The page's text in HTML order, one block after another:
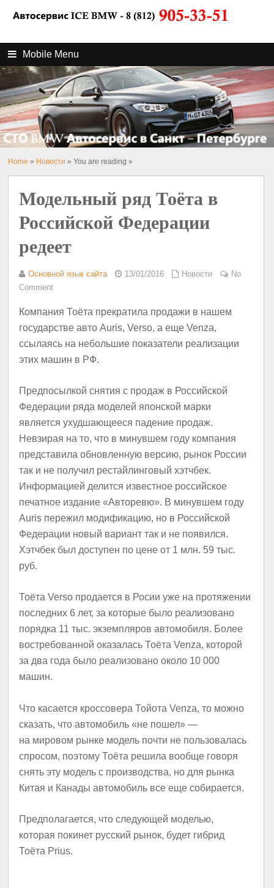
Mobile Menu
Home » Новости » You are reading »
Модельный ряд Тоёта в
Российской Федерации
редеет
Основной язык сайта 13/01/2016 Новости
No
Comment
Компания Тоёта прекратила продажи в нашем
государстве авто Auris, Verso, а еще Venza,
ссылаясь на небольшие показатели реализации
этих машин в РФ.
Предпосылкой снятия с продаж в Российской
Федерации ряда моделей японской марки
является ухудшающееся падение продаж.
Невзирая на то, что в минувшем году компания
представила обновленную версию, рынок России
так и не получил рестайлинговый хэтчбек.
Информацией делится известное российское
печатное издание «Авторевю». В минувшем году
Auris пережил модификацию, но в Российской
Федерации новый вариант так и не появился.
Хэтчбек был доступен по цене от 1 млн. 59 тыс.
руб.
Тоёта Verso продается в Росии уже на протяжении
последних 6 лет, за которые было реализовано
порядка 11 тыс. экземпляров автомобиля. Более
востребованной оказалась Тоёта Venza, которой
за два года было реализовано около 10 000
машин.
Что касается кроссовера Тойота Venza, то можно
сказать, что автомобиль «не пошел» —
на мировом рынке модель почти не пользовалась
спросом, поэтому Тоёта решила вообще говоря
снять эту модель с производства, но для рынка
Китая и Канады автомобиль все еще собирается.
Предполагается, что следующей моделью,
которая покинет русский рынок, будет гибрид
Тоёта Prius.